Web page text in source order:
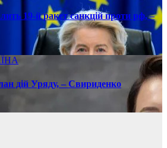
19-й ракет санкцій проти рф, –
дій Уряду, – Свириденко